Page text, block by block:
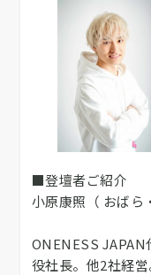
■登壇者ご紹介
小原康照（ おばら
ONENESS
役社長。他2社経営